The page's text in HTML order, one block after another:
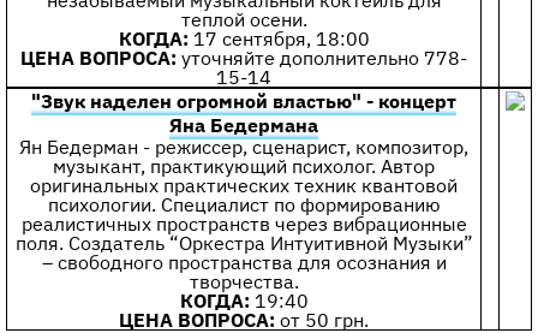
теплой осени.
КОГДА: 17 сентября, 18:00
ЦЕНА ВОПРОСА: уточняйте дополнительно 778-
15-14
"Звук наделен огромной властью" - концерт
Яна Бедермана
Ян Бедерман - режиссер, сценарист, композитор,
музыкант, практикующий психолог. Автор
оригинальных практических техник квантовой
психологии. Специалист по формированию
реалистичных пространств через вибрационные
поля. Создатель “Оркестра Интуитивной Музыки”
– свободного пространства для осознания и
творчества.
КОГДА: 19:40
ЦЕНА ВОПРОСА: от 50 грн.